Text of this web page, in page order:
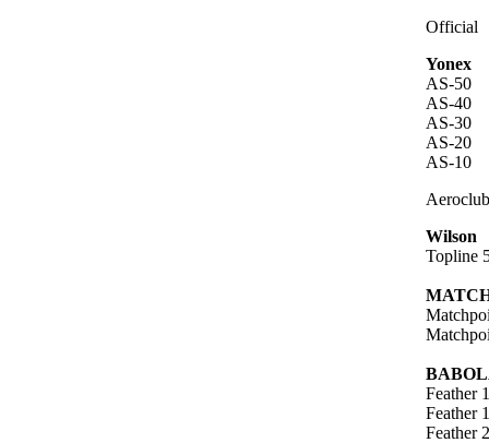
Official
Yonex
AS-50
AS-40
AS-30
AS-20
AS-10
Wilson
Topline
Feather
Feather 1
Feather 2